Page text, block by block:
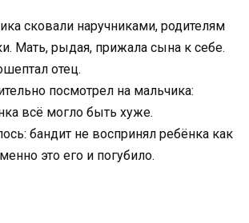
сковали наручниками, родителям
Мать, рыдая, прижала сына к себе.
отец.
посмотрел на мальчика:
всё могло быть хуже.
бандит не воспринял ребёнка как
это его и погубило.